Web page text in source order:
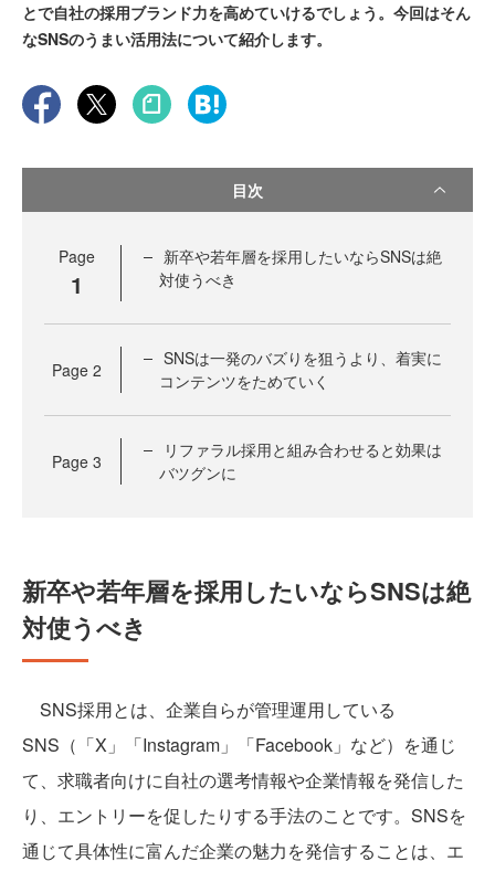
とで自社の採用ブランド力を高めていけるでしょう。今回はそん
なSNSのうまい活用法について紹介します。
目次
Page
1
新卒や若年層を採用したいならSNSは絶
対使うべき
Page 2
SNSは一発のバズりを狙うより、着実に
コンテンツをためていく
Page 3
リファラル採用と組み合わせると効果は
バツグンに
新卒や若年層を採用したいならSNSは絶
対使うべき
SNS採用とは、企業自らが管理運用している
SNS（「X」「Instagram」「Facebook」など）を通じ
て、求職者向けに自社の選考情報や企業情報を発信した
り、エントリーを促したりする手法のことです。SNSを
通じて具体性に富んだ企業の魅力を発信することは、エ